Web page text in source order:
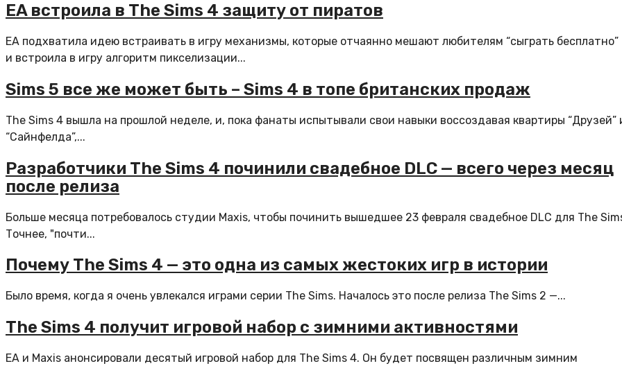
EA встроила в The Sims 4 защиту от пиратов
ЕА подхватила идею встраивать в игру механизмы, которые отчаянно мешают любителям “сыграть бесплатно”
и встроила в игру алгоритм пикселизации...
Sims 5 все же может быть – Sims 4 в топе британских продаж
The Sims 4 вышла на прошлой неделе, и, пока фанаты испытывали свои навыки воссоздавая квартиры “Друзей”
“Сайнфелда”,...
Разработчики The Sims 4 починили свадебное DLC — всего через месяц
после релиза
Больше месяца потребовалось студии Maxis, чтобы починить вышедшее 23 февраля свадебное DLC для The
Точнее, "почти...
Почему The Sims 4 — это одна из самых жестоких игр в истории
Было время, когда я очень увлекался играми серии The Sims. Началось это после релиза The Sims 2 —...
The Sims 4 получит игровой набор с зимними активностями
EA и Maxis анонсировали десятый игровой набор для The Sims 4. Он будет посвящен различным зимним